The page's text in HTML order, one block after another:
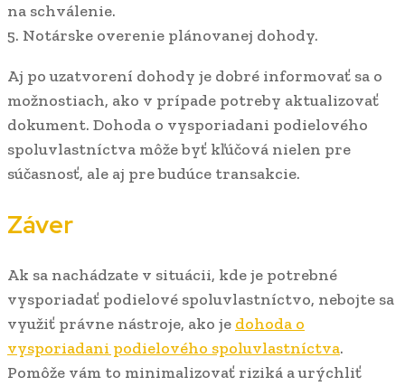
na schválenie.
5. Notárske overenie plánovanej dohody.
Aj po uzatvorení dohody je dobré informovať sa o
možnostiach, ako v prípade potreby aktualizovať
dokument. Dohoda o vysporiadani podielového
spoluvlastníctva môže byť kľúčová nielen pre
súčasnosť, ale aj pre budúce transakcie.
Záver
Ak sa nachádzate v situácii, kde je potrebné
vysporiadať podielové spoluvlastníctvo, nebojte sa
využiť právne nástroje, ako je dohoda o
vysporiadani podielového spoluvlastníctva.
Pomôže vám to minimalizovať riziká a urýchliť